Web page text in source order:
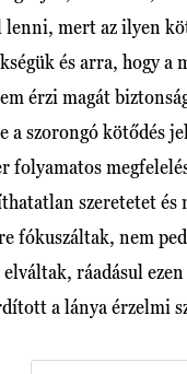
lenni, mert az ilyen
és arra, hogy
érzi magát
a szorongó kötődés
folyamatos
szeretetet és
fókuszáltak, nem
elváltak, ráadásul
a lánya érzelmi